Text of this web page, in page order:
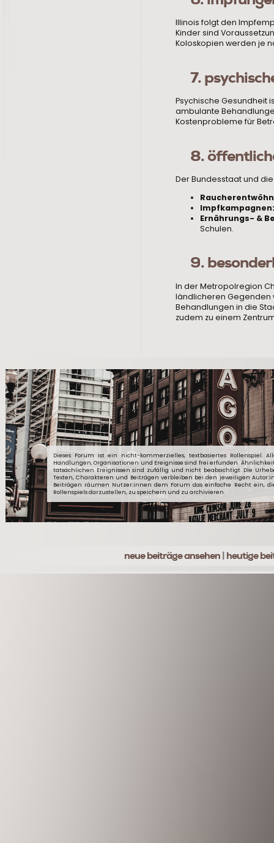
Illinois folgt den
Kinder sind
Koloskopien werden je
7.
Psychische Gesundheit
ambulante
Kostenprobleme für
8.
Der Bundesstaat und
Impfkampagnen:
Ernährungs- &
Schulen.
9.
In der Metropolregion
ländlicheren Gegenden
Behandlungen in die
zudem zu einem
Dieses Forum ist ein nicht-kommerzielles, textbasiertes Rollenspiel.
Handlungen, Organisationen und Ereignisse sind frei erfunden.
tatsächlichen Ereignissen sind zufällig und nicht beabsichtigt. Die
Texten, Charakteren und Beiträgen verbleiben bei den jeweiligen
Beiträgen räumen Nutzer:innen dem Forum das einfache Recht ein,
Rollenspiels darzustellen, zu speichern und zu archivieren.
neue beiträge ansehen|heutige